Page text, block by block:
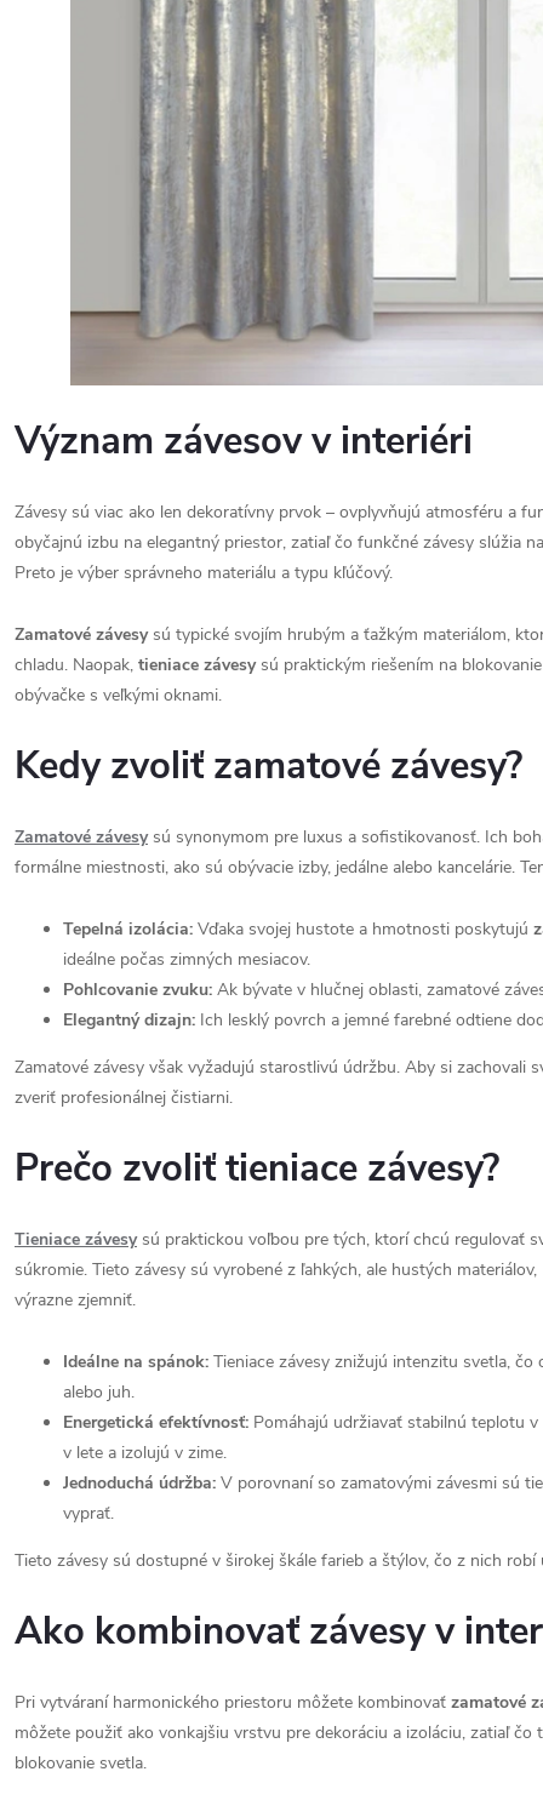
Význam závesov v interiéri
Závesy sú viac ako len dekoratívny prvok – ovplyvňujú atmosféru a
obyčajnú izbu na elegantný priestor, zatiaľ čo funkčné závesy slúžia
Preto je výber správneho materiálu a typu kľúčový.
Zamatové závesysú typické svojím hrubým a ťažkým materiálom,
chladu. Naopak, tieniace závesysú praktickým riešením na
obývačke s veľkými oknami.
Kedy zvoliť zamatové závesy?
Zamatové závesysú synonymom pre luxus a sofistikovanosť. Ich
formálne miestnosti, ako sú obývacie izby, jedálne alebo kancelárie.
Tepelná izolácia: Vďaka svojej hustote a hmotnosti poskytujú
ideálne počas zimných mesiacov.
Pohlcovanie zvuku: Ak bývate v hlučnej oblasti, zamatové
Elegantný dizajn: Ich lesklý povrch a jemné farebné odtiene
Zamatové závesy však vyžadujú starostlivú údržbu. Aby si zachovali
zveriť profesionálnej čistiarni.
Prečo zvoliť tieniace závesy?
Tieniace závesysú praktickou voľbou pre tých, ktorí chcú regulovať
súkromie. Tieto závesy sú vyrobené z ľahkých, ale hustých
výrazne zjemniť.
Ideálne na spánok: Tieniace závesy znižujú intenzitu svetla,
alebo juh.
Energetická efektívnosť: Pomáhajú udržiavať stabilnú teplotu
v lete a izolujú v zime.
Jednoduchá údržba: V porovnaní so zamatovými závesmi sú
vyprať.
Tieto závesy sú dostupné v širokej škále farieb a štýlov, čo z nich
Ako kombinovať závesy v
Pri vytváraní harmonického priestoru môžete kombinovať zamatové
môžete použiť ako vonkajšiu vrstvu pre dekoráciu a izoláciu, zatiaľ
blokovanie svetla.